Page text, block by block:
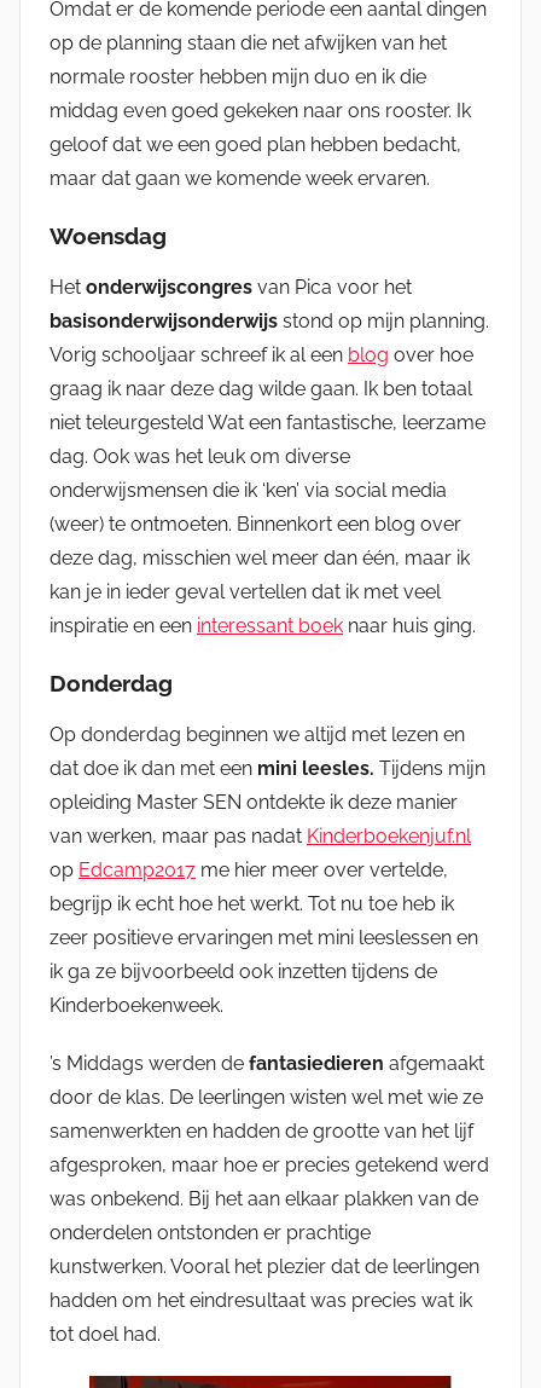
Omdat er de komende periode een aantal dingen
op de planning staan die net afwijken van het
normale rooster hebben mijn duo en ik die
middag even goed gekeken naar ons rooster. Ik
geloof dat we een goed plan hebben bedacht,
maar dat gaan we komende week ervaren.
Woensdag
Het onderwijscongres van Pica voor het
basisonderwijsonderwijs stond op mijn planning.
Vorig schooljaar schreef ik al een blog over hoe
graag ik naar deze dag wilde gaan. Ik ben totaal
niet teleurgesteld Wat een fantastische, leerzame
dag. Ook was het leuk om diverse
onderwijsmensen die ik ‘ken’ via social media
(weer) te ontmoeten. Binnenkort een blog over
deze dag, misschien wel meer dan één, maar ik
kan je in ieder geval vertellen dat ik met veel
inspiratie en een interessant boek naar huis ging.
Donderdag
Op donderdag beginnen we altijd met lezen en
dat doe ik dan met een mini leesles. Tijdens mijn
opleiding Master SEN ontdekte ik deze manier
van werken, maar pas nadat Kinderboekenjuf.nl
op Edcamp2017 me hier meer over vertelde,
begrijp ik echt hoe het werkt. Tot nu toe heb ik
zeer positieve ervaringen met mini leeslessen en
ik ga ze bijvoorbeeld ook inzetten tijdens de
Kinderboekenweek.
’s Middags werden de fantasiedieren afgemaakt
door de klas. De leerlingen wisten wel met wie ze
samenwerkten en hadden de grootte van het lijf
afgesproken, maar hoe er precies getekend werd
was onbekend. Bij het aan elkaar plakken van de
onderdelen ontstonden er prachtige
kunstwerken. Vooral het plezier dat de leerlingen
hadden om het eindresultaat was precies wat ik
tot doel had.